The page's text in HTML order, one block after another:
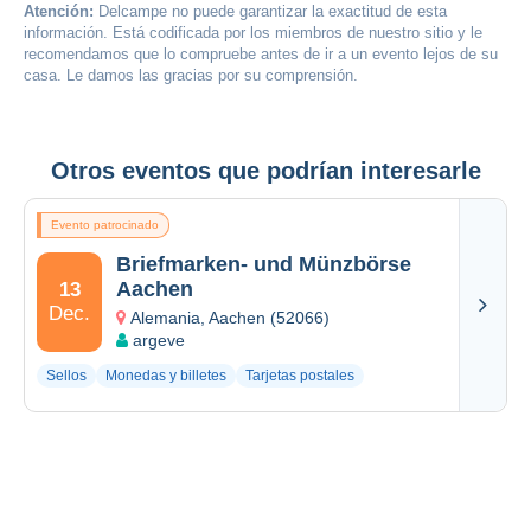
Atención: Delcampe no puede garantizar la exactitud de esta
información. Está codificada por los miembros de nuestro sitio y le
recomendamos que lo compruebe antes de ir a un evento lejos de su
casa. Le damos las gracias por su comprensión.
Otros eventos que podrían interesarle
Evento patrocinado
13
Dec.
Briefmarken- und Münzbörse
Aachen
Alemania, Aachen (52066)
argeve
Sellos Monedas y billetes Tarjetas postales